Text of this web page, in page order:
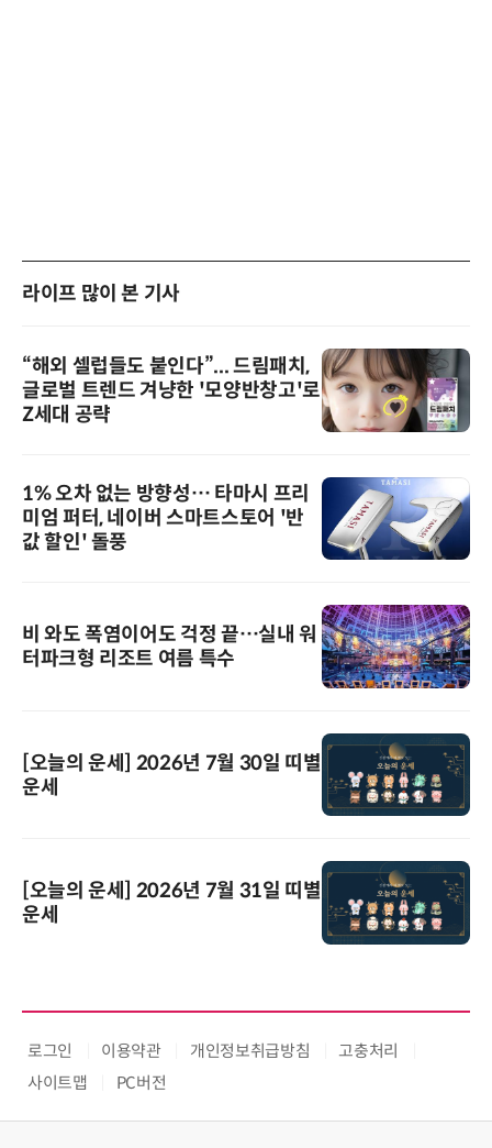
라이프 많이 본 기사
“해외 셀럽들도 붙인다”... 드림패치,
글로벌 트렌드 겨냥한 '모양반창고'로
Z세대 공략
1% 오차 없는 방향성… 타마시 프리
미엄 퍼터, 네이버 스마트스토어 '반
값 할인' 돌풍
비 와도 폭염이어도 걱정 끝…실내 워
터파크형 리조트 여름 특수
[오늘의 운세] 2026년 7월 30일 띠별
운세
[오늘의 운세] 2026년 7월 31일 띠별
운세
로그인 이용약관 개인정보취급방침
고충처리
사이트맵
PC버전